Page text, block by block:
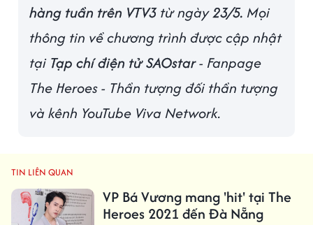
hàng tuần trên VTV3từ ngày23/5. Mọi
thông tin về chương trình được cập nhật
tại Tạp chí điện tử SAOstar- Fanpage
The Heroes - Thần tượng đối thần tượng
và kênh YouTube Viva Network.
TIN LIÊN QUAN
VP Bá Vương mang 'hit' tại The
Heroes 2021 đến Đà Nẵng